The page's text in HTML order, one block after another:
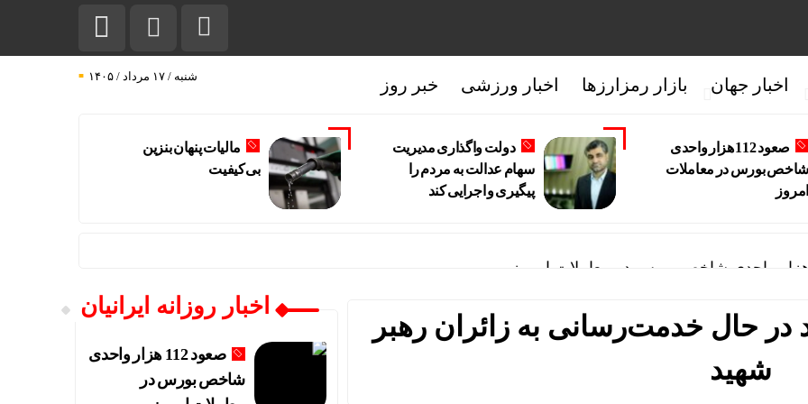
اخبار جهان بازار رمزارزها اخبار ورزشی خبر روز شنبه / ۱۷ مرداد / ۱۴۰۵
صعود 112 هزار واحدی
شاخص بورس در معاملات
امروز
دولت واگذاری مدیریت
سهام عدالت به مردم را
پیگیری و اجرایی کند
مالیات پنهان بنزین
بی‌کیفیت
بنزین بی‌کیفیت
در حال خدمت‌رسانی به زائران رهبر
شهید
اخبار روزانه ایرانیان
صعود 112 هزار واحدی
شاخص بورس در